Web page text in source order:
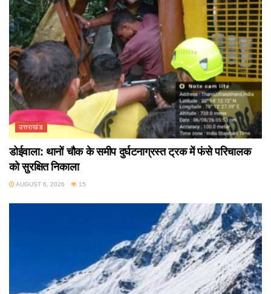
उत्तराखंड
डोईवाला: थानों चौक के समीप दुर्घटनाग्रस्त ट्रक में फंसे परिचालक
को सुरक्षित निकाला
AUGUST 6, 2026 15